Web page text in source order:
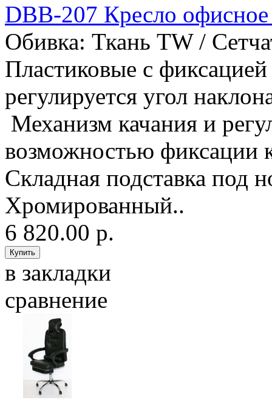
DBB-207 Кресло
Обивка: Ткань TW /
Пластиковые с
регулируется угол
Механизм качания и
возможностью фиксации
Складная подставка под
Хромированный..
6 820.00 р.
в закладки
сравнение